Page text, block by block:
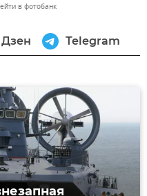
в фотобанк
Дзен Telegram